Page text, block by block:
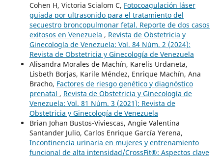
Cohen H, Victoria Scialom C, Fotocoagulación láser
guiada por ultrasonido para el tratamiento del
secuestro broncopulmonar fetal. Reporte de dos casos
exitosos en Venezuela , Revista de Obstetricia y
Ginecología de Venezuela: Vol. 84 Núm. 2 (2024):
Revista de Obstetricia y Ginecología de Venezuela
Alisandra Morales de Machín, Karelis Urdaneta,
Lisbeth Borjas, Karile Méndez, Enrique Machín, Ana
Bracho, Factores de riesgo genético y diagnóstico
prenatal , Revista de Obstetricia y Ginecología de
Venezuela: Vol. 81 Núm. 3 (2021): Revista de
Obstetricia y Ginecología de Venezuela
Brian Johan Bustos-Viviescas, Angie Valentina
Santander Julio, Carlos Enrique García Yerena,
Incontinencia urinaria en mujeres y entrenamiento
funcional de alta intensidad/CrossFit®: Aspectos clave